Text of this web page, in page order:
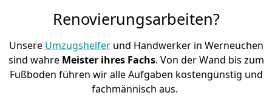
Renovierungsarbeiten?
Unsere Umzugshelferund Handwerker in Werneuchen
sind wahre Meister ihres Fachs. Von der Wand bis zum
Fußboden führen wir alle Aufgaben kostengünstig und
fachmännisch aus.